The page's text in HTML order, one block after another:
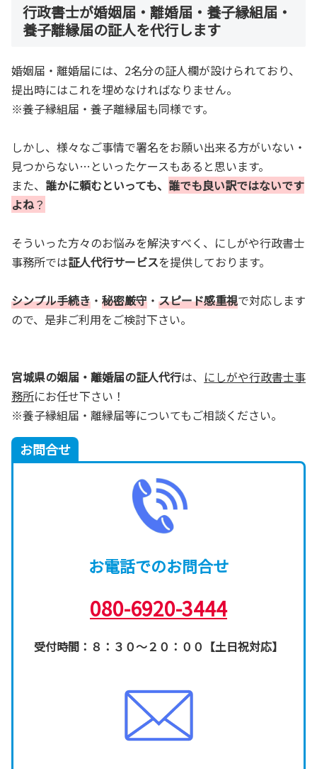
行政書士が婚姻届・離婚届・養子縁組届・
養子離縁届の証人を代行します
婚姻届・離婚届には、2名分の証人欄が設けられており、
提出時にはこれを埋めなければなりません。
※養子縁組届・養子離縁届も同様です。
しかし、様々なご事情で署名をお願い出来る方がいない・
見つからない…といったケースもあると思います。
また、 誰かに頼むといっても、 誰でも良い訳ではないです
よね？
そういった方々のお悩みを解決すべく、にしがや行政書士
事務所では証人代行サービスを提供しております。
シンプル手続き ・ 秘密厳守 ・ スピード感重視で対応します
ので、是非ご利用をご検討下さい。
宮城県の姻届・離婚届の証人代行は、 にしがや行政書士事
務所にお任せ下さい！
※養子縁組届・離縁届等についてもご相談ください。
お問合せ
お電話でのお問合せ
080-6920-3444
受付時間：８：３０～２０：００【土日祝対応】